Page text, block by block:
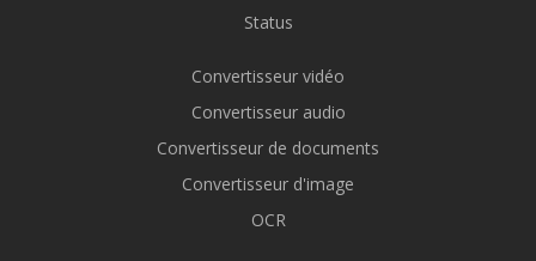
Status
Convertisseur vidéo
Convertisseur audio
Convertisseur de documents
Convertisseur d'image
OCR